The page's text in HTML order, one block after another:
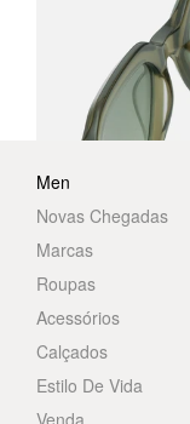
Men
Novas Chegadas
Marcas
Roupas
Acessórios
Calçados
Estilo De Vida
Venda